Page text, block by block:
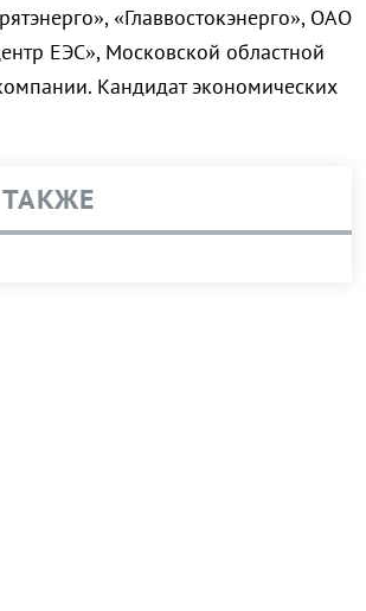
«Главвостокэнерго», ОАО
ЕЭС», Московской областной
Кандидат экономических